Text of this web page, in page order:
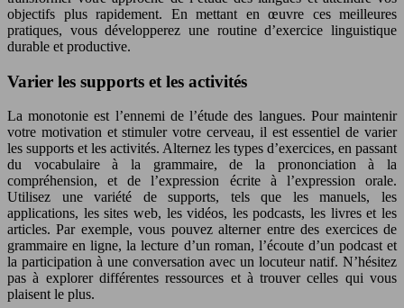
objectifs plus rapidement. En mettant en œuvre ces meilleures
pratiques, vous développerez une routine d’exercice linguistique
durable et productive.
Varier les supports et les activités
La monotonie est l’ennemi de l’étude des langues. Pour maintenir
votre motivation et stimuler votre cerveau, il est essentiel de varier
les supports et les activités. Alternez les types d’exercices, en passant
du vocabulaire à la grammaire, de la prononciation à la
compréhension, et de l’expression écrite à l’expression orale.
Utilisez une variété de supports, tels que les manuels, les
applications, les sites web, les vidéos, les podcasts, les livres et les
articles. Par exemple, vous pouvez alterner entre des exercices de
grammaire en ligne, la lecture d’un roman, l’écoute d’un podcast et
la participation à une conversation avec un locuteur natif. N’hésitez
pas à explorer différentes ressources et à trouver celles qui vous
plaisent le plus.